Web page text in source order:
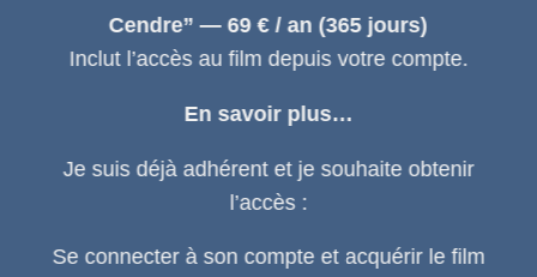
Cendre” — 69 € / an (365 jours)
Inclut l’accès au film depuis votre compte.
En savoir plus…
Je suis déjà adhérent et je souhaite obtenir
l’accès :
Se connecterà son compte et acquérir le film